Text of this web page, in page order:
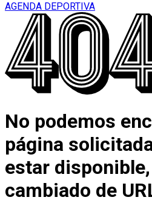
AGENDA DEPORTIVA
No podemos
página
estar
cambiado de